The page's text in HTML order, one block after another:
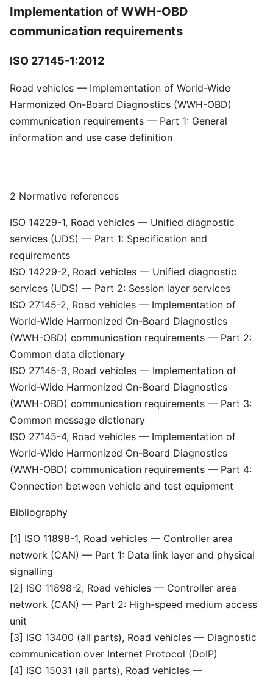
Implementation of WWH-OBD
communication requirements
ISO 27145-1:2012
Road vehicles — Implementation of World-Wide
Harmonized On-Board Diagnostics (WWH-OBD)
communication requirements — Part 1: General
information and use case definition
2 Normative references
ISO 14229-1, Road vehicles — Unified diagnostic
services (UDS) — Part 1: Specification and
requirements
ISO 14229-2, Road vehicles — Unified diagnostic
services (UDS) — Part 2: Session layer services
ISO 27145-2, Road vehicles — Implementation of
World-Wide Harmonized On-Board Diagnostics
(WWH-OBD) communication requirements — Part 2:
Common data dictionary
ISO 27145-3, Road vehicles — Implementation of
World-Wide Harmonized On-Board Diagnostics
(WWH-OBD) communication requirements — Part 3:
Common message dictionary
ISO 27145-4, Road vehicles — Implementation of
World-Wide Harmonized On-Board Diagnostics
(WWH-OBD) communication requirements — Part 4:
Connection between vehicle and test equipment
Bibliography
[1] ISO 11898-1, Road vehicles — Controller area
network (CAN) — Part 1: Data link layer and physical
signalling
[2] ISO 11898-2, Road vehicles — Controller area
network (CAN) — Part 2: High-speed medium access
unit
[3] ISO 13400 (all parts), Road vehicles — Diagnostic
communication over Internet Protocol (DoIP)
[4] ISO 15031 (all parts), Road vehicles —